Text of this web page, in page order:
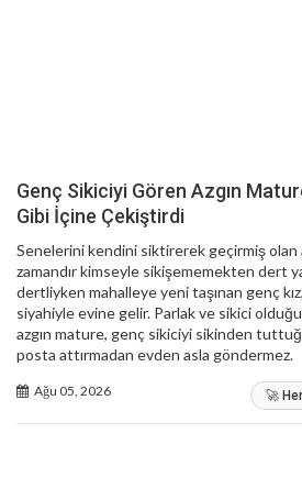
Genç Sikiciyi Gören Azgın
Gibi İçine Çekiştirdi
Senelerini kendini siktirerek geçirmiş olan
zamandır kimseyle sikişememekten dert
dertliyken mahalleye yeni taşınan genç
siyahiyle evine gelir. Parlak ve sikici
azgın mature, genç sikiciyi sikinden
posta attırmadan evden asla göndermez.
Ağu 05, 2026 🚀